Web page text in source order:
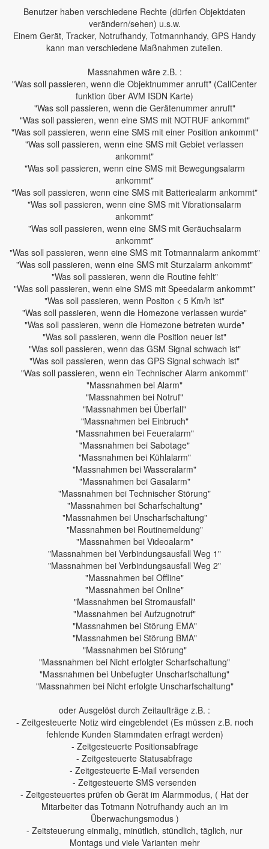
Benutzer haben verschiedene Rechte (dürfen Objektdaten
verändern/sehen) u.s.w.
Einem Gerät, Tracker, Notrufhandy, Totmannhandy, GPS Handy
kann man verschiedene Maßnahmen zuteilen.
Massnahmen wäre z.B. :
"Was soll passieren, wenn die Objektnummer anruft" (CallCenter
funktion über AVM ISDN Karte)
"Was soll passieren, wenn die Gerätenummer anruft"
"Was soll passieren, wenn eine SMS mit NOTRUF ankommt"
"Was soll passieren, wenn eine SMS mit einer Position ankommt"
"Was soll passieren, wenn eine SMS mit Gebiet verlassen
ankommt"
"Was soll passieren, wenn eine SMS mit Bewegungsalarm
ankommt"
"Was soll passieren, wenn eine SMS mit Batteriealarm ankommt"
"Was soll passieren, wenn eine SMS mit Vibrationsalarm
ankommt"
"Was soll passieren, wenn eine SMS mit Geräuchsalarm
ankommt"
"Was soll passieren, wenn eine SMS mit Totmannalarm ankommt"
"Was soll passieren, wenn eine SMS mit Sturzalarm ankommt"
"Was soll passieren, wenn die Routine fehlt"
"Was soll passieren, wenn eine SMS mit Speedalarm ankommt"
"Was soll passieren, wenn Positon < 5 Km/h ist"
"Was soll passieren, wenn die Homezone verlassen wurde"
"Was soll passieren, wenn die Homezone betreten wurde"
"Was soll passieren, wenn die Position neuer ist"
"Was soll passieren, wenn das GSM Signal schwach ist"
"Was soll passieren, wenn das GPS Signal schwach ist"
"Was soll passieren, wenn ein Technischer Alarm ankommt"
"Massnahmen bei Alarm"
"Massnahmen bei Notruf"
"Massnahmen bei Überfall"
"Massnahmen bei Einbruch"
"Massnahmen bei Feueralarm"
"Massnahmen bei Sabotage"
"Massnahmen bei Kühlalarm"
"Massnahmen bei Wasseralarm"
"Massnahmen bei Gasalarm"
"Massnahmen bei Technischer Störung"
"Massnahmen bei Scharfschaltung"
"Massnahmen bei Unscharfschaltung"
"Massnahmen bei Routinemeldung"
"Massnahmen bei Videoalarm"
"Massnahmen bei Verbindungsausfall Weg 1"
"Massnahmen bei Verbindungsausfall Weg 2"
"Massnahmen bei Offline"
"Massnahmen bei Online"
"Massnahmen bei Stromausfall"
"Massnahmen bei Aufzugnotruf"
"Massnahmen bei Störung EMA"
"Massnahmen bei Störung BMA"
"Massnahmen bei Störung"
"Massnahmen bei Nicht erfolgter Scharfschaltung"
"Massnahmen bei Unbefugter Unscharfschaltung"
"Massnahmen bei Nicht erfolgte Unscharfschaltung"
oder Ausgelöst durch Zeitaufträge z.B. :
- Zeitgesteuerte Notiz wird eingeblendet (Es müssen z.B. noch
fehlende Kunden Stammdaten erfragt werden)
- Zeitgesteuerte Positionsabfrage
- Zeitgesteuerte Statusabfrage
- Zeitgesteuerte E-Mail versenden
- Zeitgesteuerte SMS versenden
- Zeitgesteuertes prüfen ob Gerät im Alarmmodus, ( Hat der
Mitarbeiter das Totmann Notrufhandy auch an im
Überwachungsmodus )
- Zeitsteuerung einmalig, minütlich, stündlich, täglich, nur
Montags und viele Varianten mehr